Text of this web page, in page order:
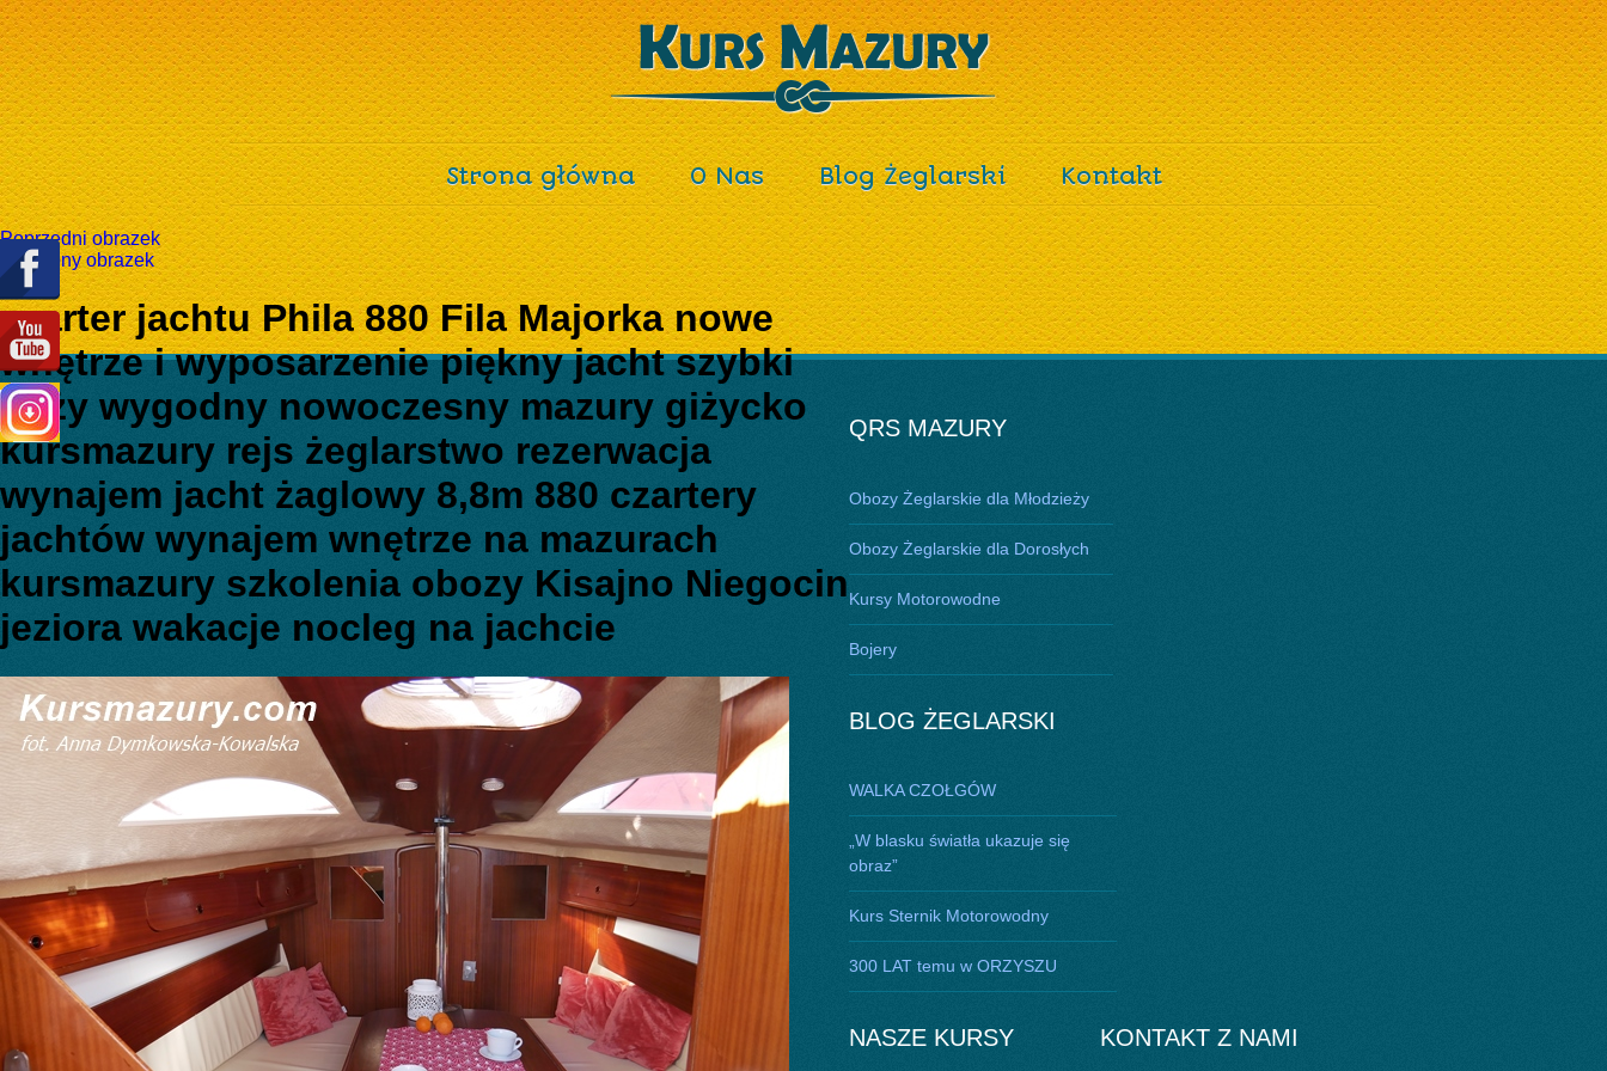
Strona główna O Nas Blog Żeglarski Kontakt
Poprzedni obrazek
Następny obrazek
czarter jachtu Phila 880 Fila Majorka nowe
wnętrze i wyposarzenie piękny jacht szybki
duży wygodny nowoczesny mazury giżycko
kursmazury rejs żeglarstwo rezerwacja
wynajem jacht żaglowy 8,8m 880 czartery
jachtów wynajem wnętrze na mazurach
kursmazury szkolenia obozy Kisajno Niegocin
jeziora wakacje nocleg na jachcie
QRS MAZURY
Obozy Żeglarskie dla Młodzieży
Obozy Żeglarskie dla Dorosłych
Kursy Motorowodne
Bojery
BLOG ŻEGLARSKI
WALKA CZOŁGÓW
„W blasku światła ukazuje się
obraz”
Kurs Sternik Motorowodny
300 LAT temu w ORZYSZU
NASZE KURSY KONTAKT Z NAMI